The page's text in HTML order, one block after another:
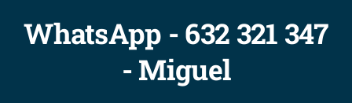
WhatsApp - 632 321 347
- Miguel